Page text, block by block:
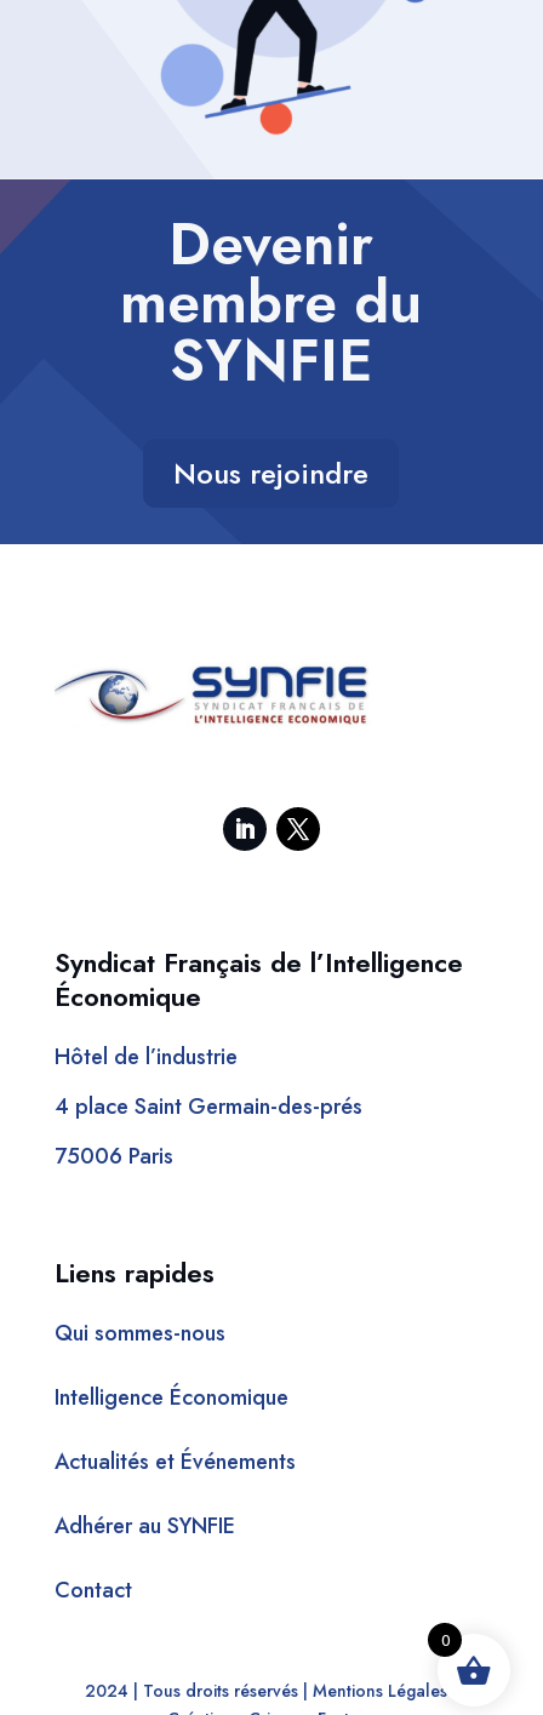
Devenir
membre du
SYNFIE
Nous rejoindre
Syndicat Français de l’Intelligence
Économique
Hôtel de l’industrie
4 place Saint Germain-des-prés
75006 Paris
Liens rapides
Qui sommes-nous
Intelligence Économique
Actualités et Événements
Adhérer au SYNFIE
Contact
2024 | Tous droits réservés |Mentions Légales |
0